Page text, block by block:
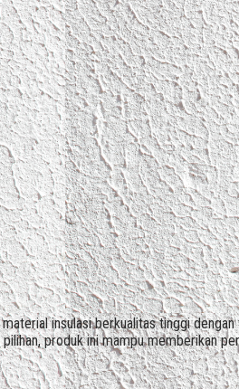
insulasi berkualitas tinggi
produk ini mampu memberikan